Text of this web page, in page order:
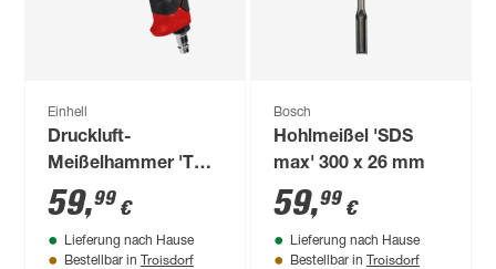
Einhell
Druckluft-
Meißelhammer 'TC-
PC 45 Set'
59,99 €
Lieferung nach Hause
Bestellbar in Troisdorf
Bosch
Hohlmeißel 'SDS
max' 300 x 26 mm
59,99 €
Lieferung nach Hause
Bestellbar in Troisdorf